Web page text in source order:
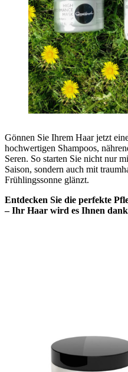
Gönnen Sie Ihrem Haar jetzt
hochwertigen Shampoos,
Seren. So starten Sie nicht nur
Saison, sondern auch mit
Frühlingssonne glänzt.
Entdecken Sie die perfekte
– Ihr Haar wird es Ihnen